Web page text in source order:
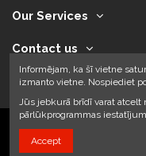
Our Services
Contact us
Informējam, ka šī vietne
izmanto vietne. Nospiediet
Jūs jebkurā brīdī varat atcelt
pārlūkprogrammas
Accept